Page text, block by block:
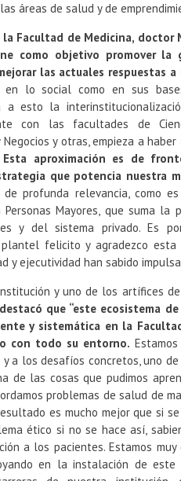
áreas de salud y de
Facultad de Medicina, doctor
como objetivo promover la
las actuales respuestas
lo social como en sus
a esto la
con las facultades de
y otras, empieza a haber
aproximación es de
que potencia nuestra
profunda relevancia, como
Mayores, que suma la
y del sistema privado. Es
felicito y agradezco esta
y ejecutividad han sabido
y uno de los artífices
que “este ecosistema
y sistemática en la
con todo su entorno.
a los desafíos concretos, uno
de las cosas que pudimos
problemas de salud de
es mucho mejor que si
ético si no se hace así,
a los pacientes. Estamos muy
en la instalación de este